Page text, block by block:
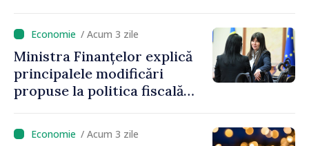
/ Acum 3 zile
Ministra Finanțelor explică
principalele modificări
propuse la politica fiscală
venit
/ Acum 3 zile